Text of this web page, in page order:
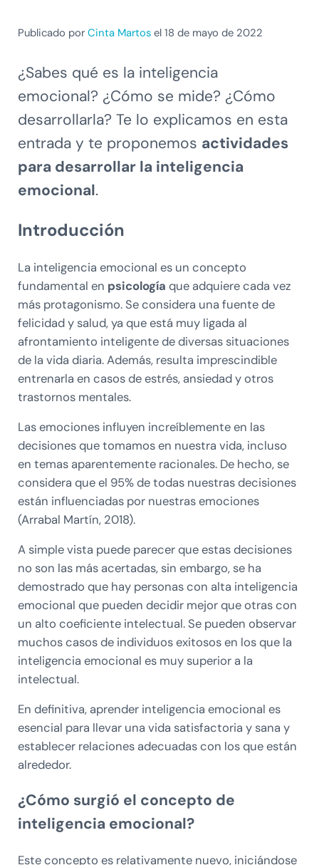
Publicado por Cinta Martosel 18 de mayo de 2022
¿Sabes qué es la inteligencia
emocional? ¿Cómo se mide? ¿Cómo
desarrollarla? Te lo explicamos en esta
entrada y te proponemos actividades
para desarrollar la inteligencia
emocional.
Introducción
La inteligencia emocional es un concepto
fundamental en psicología que adquiere cada vez
más protagonismo. Se considera una fuente de
felicidad y salud, ya que está muy ligada al
afrontamiento inteligente de diversas situaciones
de la vida diaria. Además, resulta imprescindible
entrenarla en casos de estrés, ansiedad y otros
trastornos mentales.
Las emociones influyen increíblemente en las
decisiones que tomamos en nuestra vida, incluso
en temas aparentemente racionales. De hecho, se
considera que el 95% de todas nuestras decisiones
están influenciadas por nuestras emociones
(Arrabal Martín, 2018).
A simple vista puede parecer que estas decisiones
no son las más acertadas, sin embargo, se ha
demostrado que hay personas con alta inteligencia
emocional que pueden decidir mejor que otras con
un alto coeficiente intelectual. Se pueden observar
muchos casos de individuos exitosos en los que la
inteligencia emocional es muy superior a la
intelectual.
En definitiva, aprender inteligencia emocional es
esencial para llevar una vida satisfactoria y sana y
establecer relaciones adecuadas con los que están
alrededor.
¿Cómo surgió el concepto de
inteligencia emocional?
Este concepto es relativamente nuevo, iniciándose